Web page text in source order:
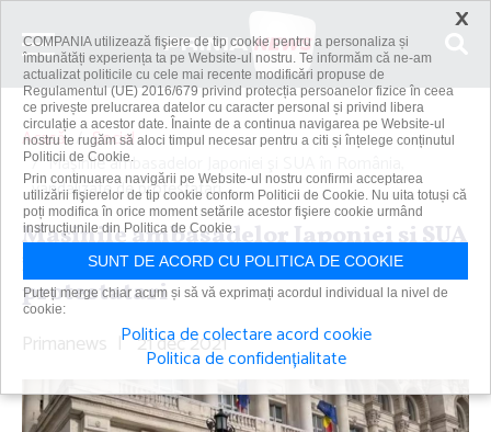
Acasă
Social
Maşinile ambasadelor Japoniei şi SUA în România,
vandalizate de protestatari
Maşinile ambasadelor Japoniei şi SUA
în România, vandalizate de
protestatari
Primanews | 21 dec 2021
×
COMPANIA utilizează fişiere de tip cookie pentru a personaliza și
îmbunătăți experiența ta pe Website-ul nostru. Te informăm că ne-am
actualizat politicile cu cele mai recente modificări propuse de
Regulamentul (UE) 2016/679 privind protecția persoanelor fizice în ceea
ce privește prelucrarea datelor cu caracter personal și privind libera
circulație a acestor date. Înainte de a continua navigarea pe Website-ul
nostru te rugăm să aloci timpul necesar pentru a citi și înțelege conținutul
Politicii de Cookie.
Prin continuarea navigării pe Website-ul nostru confirmi acceptarea
utilizării fişierelor de tip cookie conform Politicii de Cookie. Nu uita totuși că
poți modifica în orice moment setările acestor fişiere cookie urmând
instrucțiunile din Politica de Cookie.
SUNT DE ACORD CU POLITICA DE COOKIE
Puteți merge chiar acum și să vă exprimați acordul individual la nivel de
cookie:
Politica de colectare acord cookie
Politica de confidențialitate